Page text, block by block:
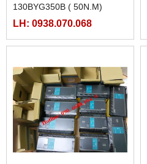
130BYG350B ( 50N.M)
LH: 0938.070.068